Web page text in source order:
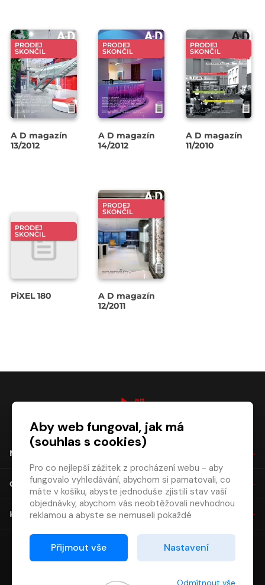
PRODEJ
SKONČIL
A D magazín
13/2012
PRODEJ
SKONČIL
A D magazín
14/2012
PRODEJ
SKONČIL
A D magazín
11/2010
PRODEJ
SKONČIL
PiXEL 180
PRODEJ
SKONČIL
A D magazín
12/2011
digiport.cz © 2026
NÁKUP
O SPOLEČNOSTI
KONTAKT
Aby web fungoval, jak má
(souhlas s cookies)
Pro co nejlepší zážitek z procházení webu - aby
fungovalo vyhledávání, abychom si pamatovali, co
máte v košíku, abyste jednoduše zjistili stav vaší
objednávky, abychom vás neobtěžovali nevhodnou
reklamou a abyste se nemuseli pokaždé
Proto od vás potřebujeme souhlas se
zpracováním souborů cookies
Děkujeme, že nám ho dáte a pomůžete nám tak
Přijmout vše Nastavení
Odmítnout vše